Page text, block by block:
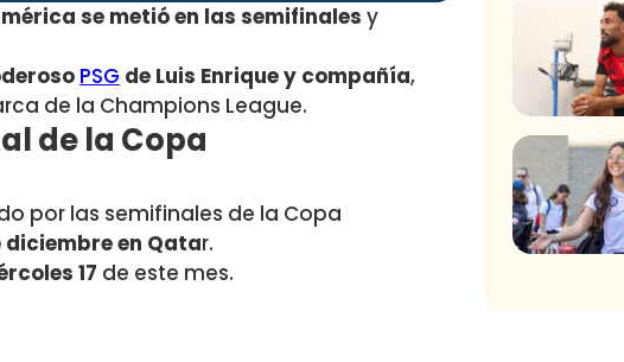
se metió en las semifinales y
PSG de Luis Enrique y compañía,
de la Champions League.
de la Copa
por las semifinales de la Copa
diciembre en Qatar.
17 de este mes.